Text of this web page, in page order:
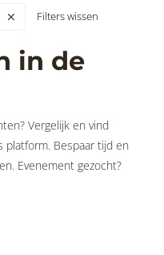
Filters wissen
in de
Vergelijk en vind
Bespaar tijd en
Evenement gezocht?